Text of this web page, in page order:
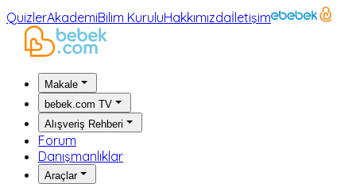
QuizlerAkademiBilim KuruluHakkımızdaİletişim
Makale
bebek.com TV
Alışveriş Rehberi
Forum
Danışmanlıklar
Araçlar